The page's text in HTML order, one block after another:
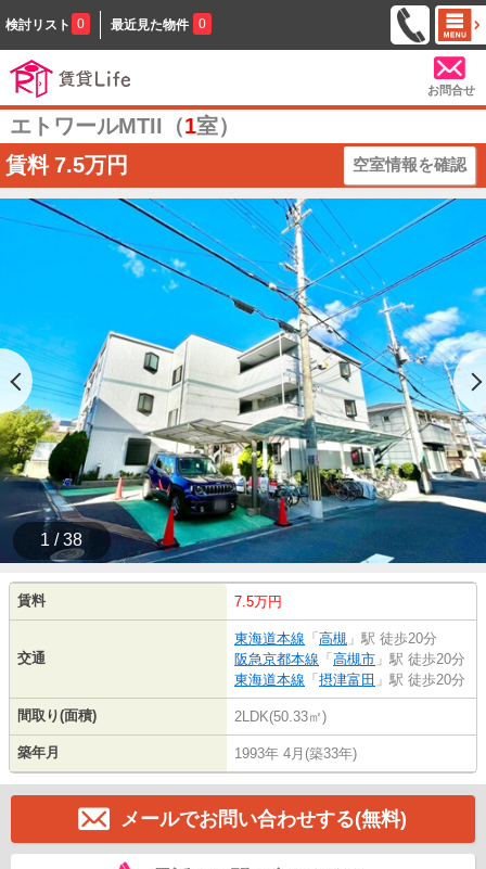
検討リスト 0 最近見た物件 0
お問合せ
エトワールMTII（1室）
賃料 7.5万円 空室情報を確認
1 / 38
賃料 7.5万円
交通
東海道本線 「 高槻 」駅 徒歩20分
阪急京都本線 「 高槻市 」駅 徒歩20分
東海道本線 「 摂津富田 」駅 徒歩20分
間取り(面積) 2LDK(50.33㎡)
築年月 1993年 4月(築33年)
メールでお問い合わせする(無料)